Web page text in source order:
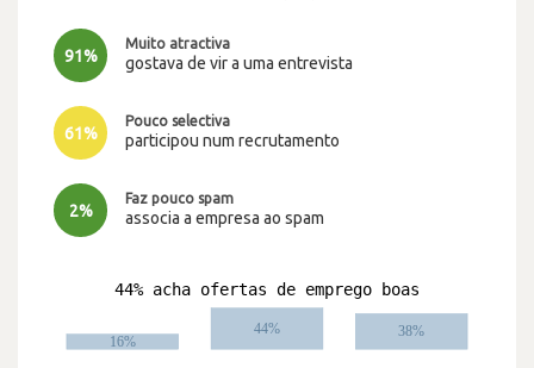
91%
Muito atractiva
gostava de vir a uma entrevista
61%
Pouco selectiva
participou num recrutamento
2%
Faz pouco spam
associa a empresa ao spam